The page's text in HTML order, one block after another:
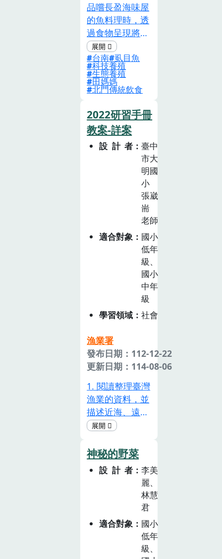
品嚐長盈海味屋
的魚料理時，透
過食物呈現將大
海複製到漁塭的
永續理念傳達給
大家。 進階說
明榮獲神農獎的
三養哲學，養
土、養水、再養
魚。介紹多物種
生態鏈養殖法，
結合科系化養殖
系統水聚寶與造
流機，示範人道
處理法活締教學
桌，同時身為生
產者與食材運用
者，我們將虱目
魚全魚利用，融
入地方鹽業文化
與保存食料理搭
配，消費者享用
米其林必比登推
薦魚料理，同時
造及食用方式。
原來好好養魚，
好好吃魚，也能
為永續漁業盡一
份心力。
台南 虱目魚
科技養殖
生態養殖
田媽媽
北門傳統飲食
2022研習手冊
教案-詳案
設計者
臺中
市大
明國
小
張崴
耑
老師
適合對象
國小
低年
級、
國小
中年
級
學習領域
社會
漁業署
發布日期：112-12-22
更新日期：114-08-06
1. 閱讀整理臺灣
漁業的資料，並
描述近海、遠洋
與養殖漁業的特
讀與摘取資料，
理解人類因為科
學技術的演進，
而對全球海洋生
影響，進而影響
漁業未來的發
展。3. 能探究漁
業問題的原因，
神秘的野菜
設計者
李美
麗、
林慧
君
適合對象
國小
低年
級、